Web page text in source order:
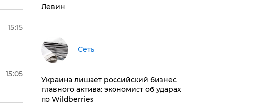
15:15
15:05
Левин
Сеть
​Украина лишает российский бизнес
главного актива: экономист об ударах
по Wildberries